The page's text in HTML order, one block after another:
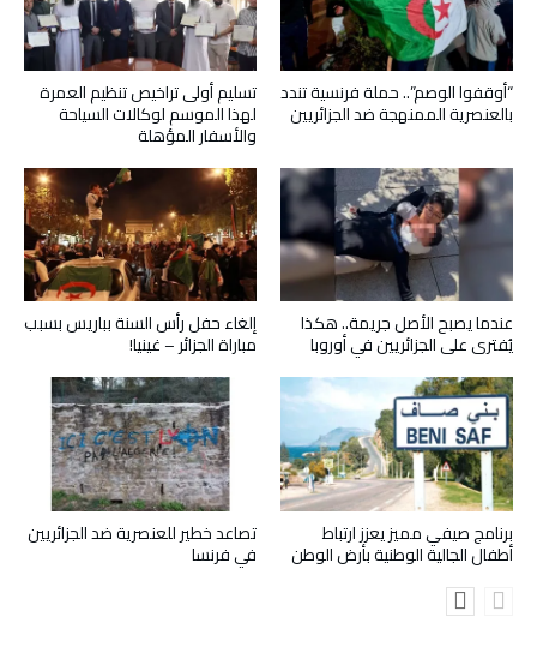
تسليم أولى تراخيص تنظيم العمرة
لهذا الموسم لوكالات السياحة
والأسفار المؤهلة
“أوقفوا الوصم”.. حملة فرنسية تندد
بالعنصرية الممنهجة ضد الجزائريين
إلغاء حفل رأس السنة بباريس بسبب
مباراة الجزائر – غينيا!
عندما يصبح الأصل جريمة.. هكذا
يُفترى على الجزائريين في أوروبا
تصاعد خطير للعنصرية ضد الجزائريين
في فرنسا
برنامج صيفي مميز يعزز ارتباط
أطفال الجالية الوطنية بأرض الوطن